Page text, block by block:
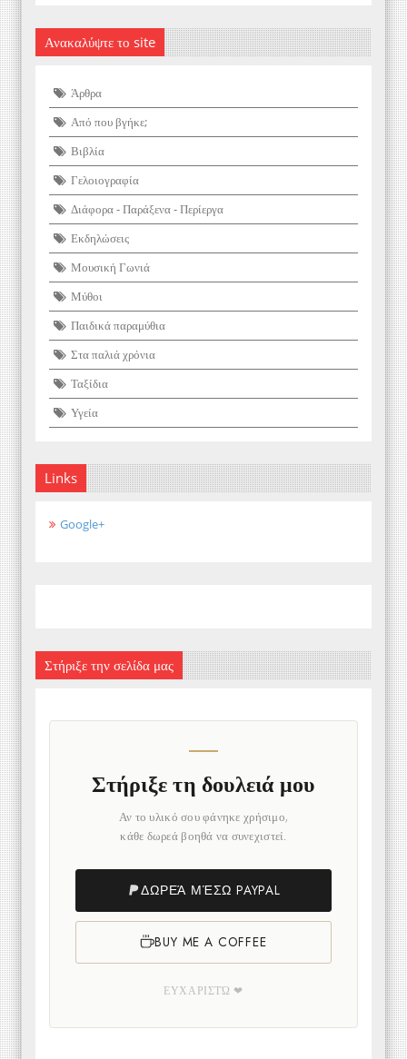
Ανακαλύψτε το site
Άρθρα
Από που βγήκε;
Βιβλία
Γελοιογραφία
Διάφορα - Παράξενα - Περίεργα
Εκδηλώσεις
Μουσική Γωνιά
Μύθοι
Παιδικά παραμύθια
Στα παλιά χρόνια
Ταξίδια
Υγεία
Links
Google+
Στήριξε την σελίδα μας
Στήριξε τη δουλειά μου
Αν το υλικό σου φάνηκε χρήσιμο,
κάθε δωρεά βοηθά να συνεχιστεί.
ΔΩΡΕΆ ΜΈΣΩ PAYPAL
BUY ME A COFFEE
ΕΥΧΑΡΙΣΤΏ ❤